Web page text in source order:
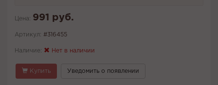
Цена: 991 руб.
Артикул: #316455
Наличие: Нет в наличии
Купить Уведомить о появлении